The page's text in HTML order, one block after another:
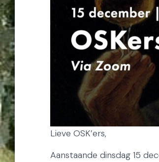
Lieve OSK’ers,
Aanstaande dinsdag 15